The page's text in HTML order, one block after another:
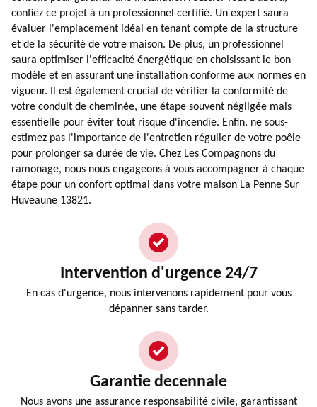
confiez ce projet à un professionnel certifié. Un expert saura
évaluer l'emplacement idéal en tenant compte de la structure
et de la sécurité de votre maison. De plus, un professionnel
saura optimiser l'efficacité énergétique en choisissant le bon
modèle et en assurant une installation conforme aux normes en
vigueur. Il est également crucial de vérifier la conformité de
votre conduit de cheminée, une étape souvent négligée mais
essentielle pour éviter tout risque d'incendie. Enfin, ne sous-
estimez pas l'importance de l'entretien régulier de votre poêle
pour prolonger sa durée de vie. Chez Les Compagnons du
ramonage, nous nous engageons à vous accompagner à chaque
étape pour un confort optimal dans votre maison La Penne Sur
Huveaune 13821.
Intervention d'urgence 24/7
En cas d'urgence, nous intervenons rapidement pour vous
dépanner sans tarder.
Garantie decennale
Nous avons une assurance responsabilité civile, garantissant